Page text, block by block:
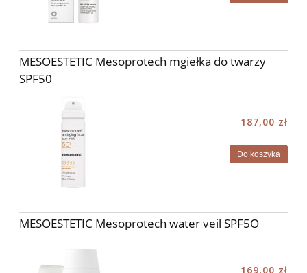
MESOESTETIC Mesoprotech mgiełka do twarzy
SPF50
187,00 zł
Do koszyka
MESOESTETIC Mesoprotech water veil SPF5O
169,00 zł